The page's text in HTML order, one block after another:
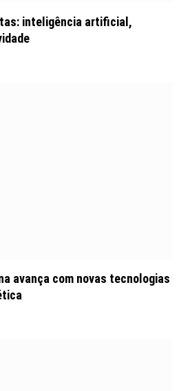
inteligência artificial,
avança com novas tecnologias